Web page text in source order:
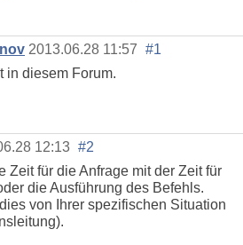
2013.06.28 11:57 #1
in diesem Forum.
12:13 #2
Zeit für die Anfrage mit der Zeit für
die Ausführung des Befehls.
von Ihrer spezifischen Situation